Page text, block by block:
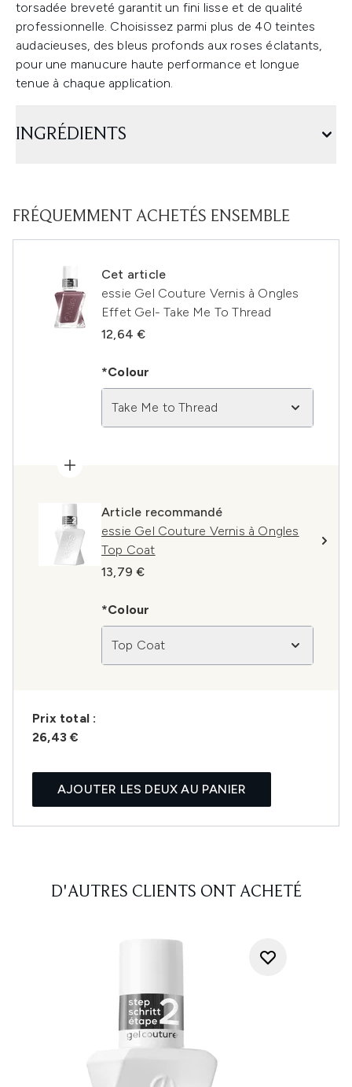
torsadée breveté garantit un fini lisse et de qualité
professionnelle. Choisissez parmi plus de 40 teintes
audacieuses, des bleus profonds aux roses éclatants,
pour une manucure haute performance et longue
tenue à chaque application.
INGRÉDIENTS
FRÉQUEMMENT ACHETÉS ENSEMBLE
Cet article
essie Gel Couture Vernis à Ongles
Effet Gel- Take Me To Thread
12,64 €
*Colour
Take Me to Thread
Article recommandé
essie Gel Couture Vernis à Ongles
Top Coat
13,79 €
*Colour
Top Coat
Prix ​​total :
26,43 €
AJOUTER LES DEUX AU PANIER
D'AUTRES CLIENTS ONT ACHETÉ